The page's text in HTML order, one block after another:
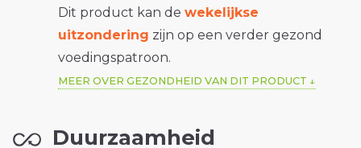
Dit product kan de wekelijkse
uitzondering zijn op een verder gezond
voedingspatroon.
MEER OVER GEZONDHEID VAN DIT PRODUCT
Duurzaamheid